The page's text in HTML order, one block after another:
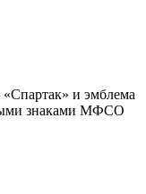
и эмблема
знаками МФСО